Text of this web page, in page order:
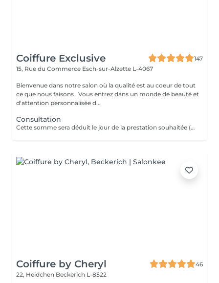
Coiffure Exclusive
147
15, Rue du Commerce Esch-sur-Alzette L-4067
Bienvenue dans notre salon où la qualité est au coeur de tout
ce que nous faisons . Vous entrez dans un monde de beauté et
d'attention personnalisée d...
Consultation
Cette somme sera déduit le jour de la prestation souhaitée ( a valoir dans les 3 mois qui suivent la consultations)
Coiffure by Cheryl
46
22, Heidchen Beckerich L-8522